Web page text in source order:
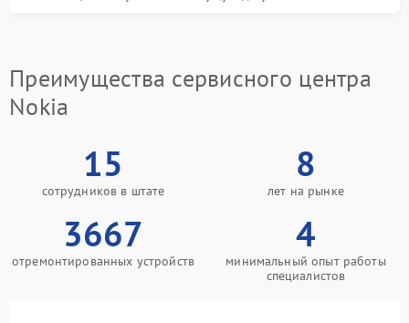
Преимущества сервисного центра
Nokia
15
сотрудников в штате
8
лет на рынке
3667
отремонтированных устройств
4
минимальный опыт работы
специалистов